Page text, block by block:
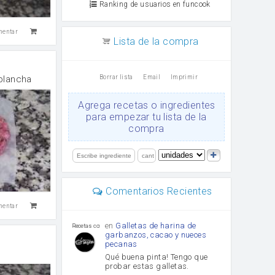
Ranking de usuarios en funcook
Lista de la compra
Borrar lista Email Imprimir
Agrega recetas o ingredientes
para empezar tu lista de la
compra
Comentarios Recientes
Recetas con sazon
en Galletas de harina de
garbanzos, cacao y nueces
pecanas
Qué buena pinta! Tengo que
probar estas galletas.